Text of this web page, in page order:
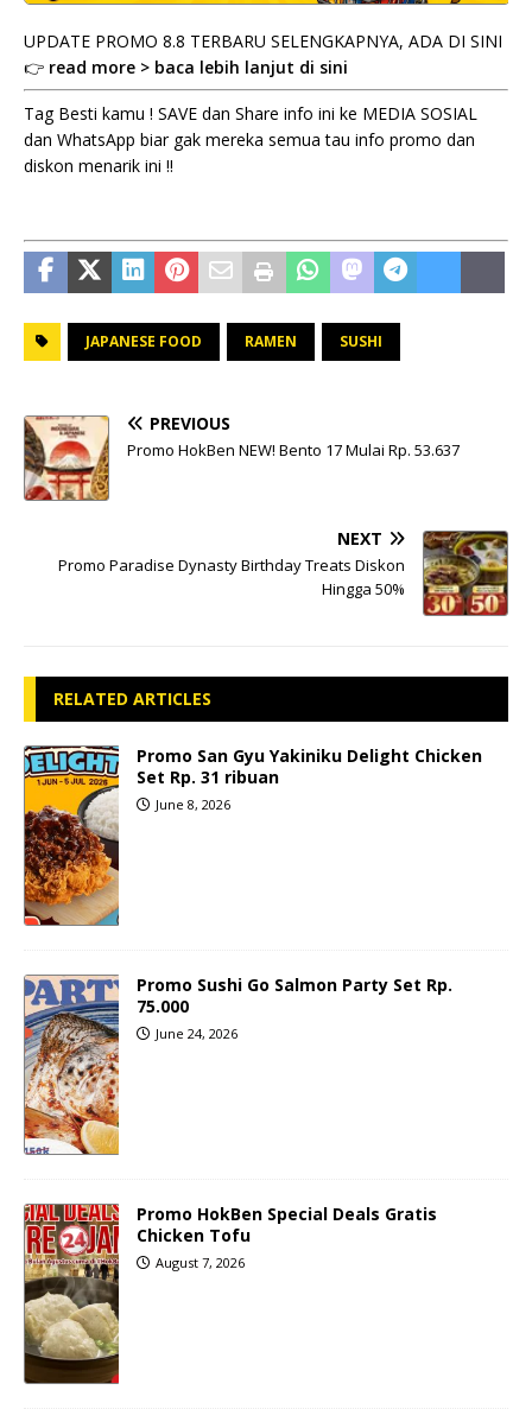
UPDATE PROMO 8.8 TERBARU SELENGKAPNYA, ADA DI SINI
👉 read more > baca lebih lanjut di sini
Tag Besti kamu ! SAVE dan Share info ini ke MEDIA SOSIAL
dan WhatsApp biar gak mereka semua tau info promo dan
diskon menarik ini !!
JAPANESE FOOD RAMEN SUSHI
PREVIOUS
Promo HokBen NEW! Bento 17 Mulai Rp. 53.637
NEXT
Promo Paradise Dynasty Birthday Treats Diskon
Hingga 50%
RELATED ARTICLES
Promo San Gyu Yakiniku Delight Chicken
Set Rp. 31 ribuan
June 8, 2026
Promo Sushi Go Salmon Party Set Rp.
75.000
June 24, 2026
Promo HokBen Special Deals Gratis
Chicken Tofu
August 7, 2026